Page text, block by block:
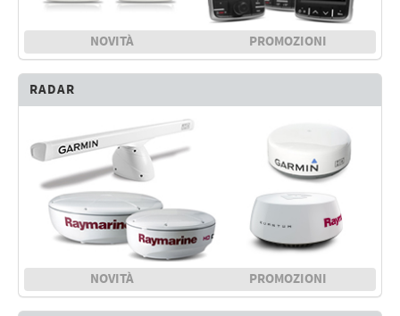
NOVITÀ PROMOZIONI
RADAR
NOVITÀ PROMOZIONI